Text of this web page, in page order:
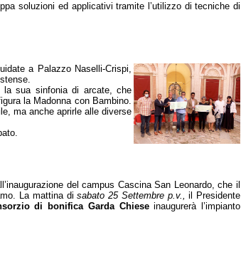
soluzioni ed applicativi tramite l’utilizzo di tecniche di
a Palazzo Naselli-Crispi,
sua sinfonia di arcate, che
la Madonna con Bambino.
ma anche aprirle alle diverse
del campus Cascina San Leonardo, che il
La mattina disabato 25 Settembre p.v., il Presidente
di bonifica Garda Chieseinaugurerà l’impianto